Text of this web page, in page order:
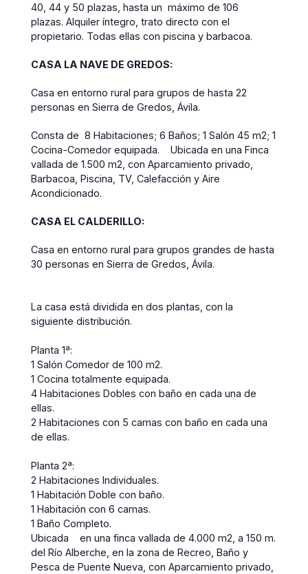
40, 44 y 50 plazas, hasta un máximo de 106
plazas. Alquiler íntegro, trato directo con el
propietario. Todas ellas con piscina y barbacoa.
CASA LA NAVE DE GREDOS:
Casa en entorno rural para grupos de hasta 22
personas en Sierra de Gredos, Ávila.
Consta de 8 Habitaciones; 6 Baños; 1 Salón 45 m2; 1
Cocina-Comedor equipada. Ubicada en una Finca
vallada de 1.500 m2, con Aparcamiento privado,
Barbacoa, Piscina, TV, Calefacción y Aire
Acondicionado.
CASA EL CALDERILLO:
Casa en entorno rural para grupos grandes de hasta
30 personas en Sierra de Gredos, Ávila.
La casa está dividida en dos plantas, con la
siguiente distribución.
Planta 1ª:
1 Salón Comedor de 100 m2.
1 Cocina totalmente equipada.
4 Habitaciones Dobles con baño en cada una de
ellas.
2 Habitaciones con 5 camas con baño en cada una
de ellas.
Planta 2ª:
2 Habitaciones Individuales.
1 Habitación Doble con baño.
1 Habitación con 6 camas.
1 Baño Completo.
Ubicada en una finca vallada de 4.000 m2, a 150 m.
del Río Alberche, en la zona de Recreo, Baño y
Pesca de Puente Nueva, con Aparcamiento privado,